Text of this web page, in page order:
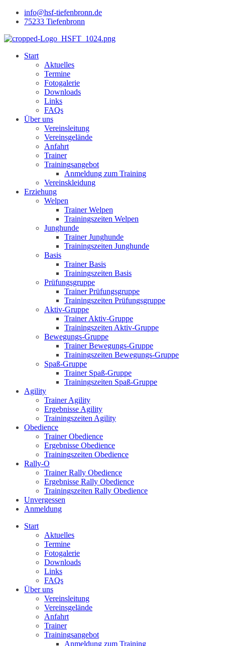
info@hsf-tiefenbronn.de
75233 Tiefenbronn
Start
Aktuelles
Termine
Fotogalerie
Downloads
Links
FAQs
Über uns
Vereinsleitung
Vereinsgelände
Anfahrt
Trainer
Trainingsangebot
Anmeldung zum Training
Vereinskleidung
Erziehung
Welpen
Trainer Welpen
Trainingszeiten Welpen
Junghunde
Trainer Junghunde
Trainingszeiten Junghunde
Basis
Trainer Basis
Trainingszeiten Basis
Prüfungsgruppe
Trainer Prüfungsgruppe
Trainingszeiten Prüfungsgruppe
Aktiv-Gruppe
Trainer Aktiv-Gruppe
Trainingszeiten Aktiv-Gruppe
Bewegungs-Gruppe
Trainer Bewegungs-Gruppe
Trainingszeiten Bewegungs-Gruppe
Spaß-Gruppe
Trainer Spaß-Gruppe
Trainingszeiten Spaß-Gruppe
Agility
Trainer Agility
Ergebnisse Agility
Trainingszeiten Agility
Obedience
Trainer Obedience
Ergebnisse Obedience
Trainingszeiten Obedience
Rally-O
Trainer Rally Obedience
Ergebnisse Rally Obedience
Trainingszeiten Rally Obedience
Unvergessen
Anmeldung
Start
Aktuelles
Termine
Fotogalerie
Downloads
Links
FAQs
Über uns
Vereinsleitung
Vereinsgelände
Anfahrt
Trainer
Trainingsangebot
Anmeldung zum Training